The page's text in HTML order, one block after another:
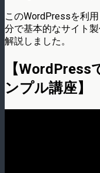
このWordPressを利
分で基本的なサイト
解説しました。
【
ンプル講座】